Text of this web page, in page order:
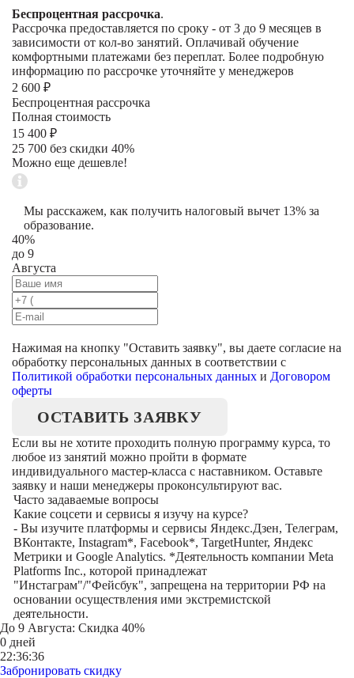
Беспроцентная рассрочка.
Рассрочка предоставляется по сроку - от 3 до 9 месяцев в
зависимости от кол-во занятий. Оплачивай обучение
комфортными платежами без переплат. Более подробную
информацию по рассрочке уточняйте у менеджеров
2 600 ₽
Беспроцентная рассрочка
Полная стоимость
15 400 ₽
25 700 без скидки 40%
Можно еще дешевле!
Мы расскажем, как получить налоговый вычет 13% за
образование.
40%
до 9
Августа
Нажимая на кнопку "Оставить заявку", вы даете согласие на
обработку персональных данных в соответствии с
Политикой обработки персональных данных и Договором
оферты
ОСТАВИТЬ ЗАЯВКУ
Если вы не хотите проходить полную программу курса, то
любое из занятий можно пройти в формате
индивидуального мастер-класса с наставником. Оставьте
заявку и наши менеджеры проконсультируют вас.
Часто задаваемые вопросы
Какие соцсети и сервисы я изучу на курсе?
- Вы изучите платформы и сервисы Яндекс.Дзен, Телеграм,
ВКонтакте, Instagram*, Facebook*, TargetHunter, Яндекс
Метрики и Google Analytics. *Деятельность компании Meta
Platforms Inc., которой принадлежат
"Инстаграм"/"Фейсбук", запрещена на территории РФ на
основании осуществления ими экстремистской
деятельности.
До 9 Августа: Скидка 40%
0 дней
22:36:36
Забронировать скидку